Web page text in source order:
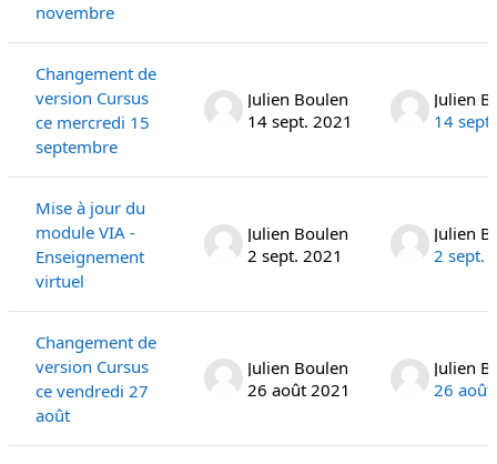
novembre
Changement de
version Cursus
ce mercredi 15
septembre
Julien Boulen
14 sept. 2021
Julien
14
Mise à jour du
module VIA -
Enseignement
virtuel
Julien Boulen
2 sept. 2021
Julien
2 sept.
Changement de
version Cursus
ce vendredi 27
août
Julien Boulen
26 août 2021
Julien
26